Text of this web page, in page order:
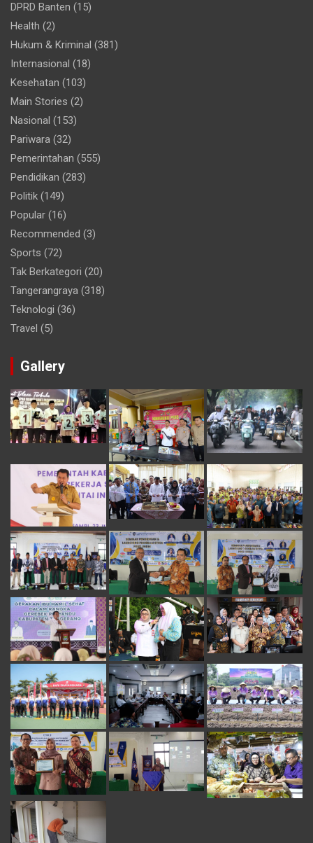
DPRD Banten (15)
Health (2)
Hukum & Kriminal (381)
Internasional (18)
Kesehatan (103)
Main Stories (2)
Nasional (153)
Pariwara (32)
Pemerintahan (555)
Pendidikan (283)
Politik (149)
Popular (16)
Recommended (3)
Sports (72)
Tak Berkategori (20)
Tangerangraya (318)
Teknologi (36)
Travel (5)
Gallery